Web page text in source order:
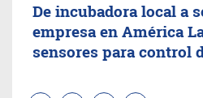
De incubadora local a
empresa en América
sensores para control